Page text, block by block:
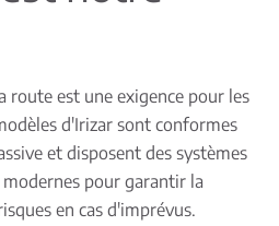
route est une exigence pour les
d'Irizar sont conformes
et disposent des systèmes
pour garantir la
en cas d'imprévus.